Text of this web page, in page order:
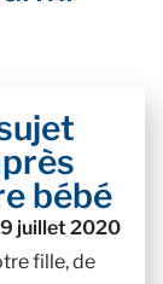
bébé
juillet 2020
fille, de